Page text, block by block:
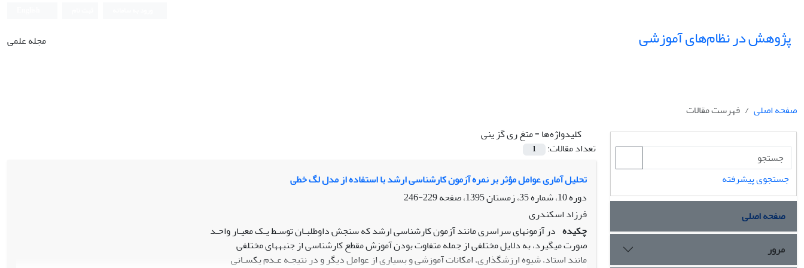
پژوهش در نظام‌های آموزشی مجله علمی
صفحه اصلی
فهرست مقالات
کلیدواژه‌ها =متغ ری گز ینی
تعداد مقالات:
1
تحلیل آماری عوامل مؤثر بر نمره آزمون کارشناسی ارشد با استفاده از مدل لگ خطی
دوره 10، شماره 35، زمستان 1395، صفحه
229-246
فرزاد اسکندری
چکیده در آزمونهای سراسری مانند آزمون کارشناسی ارشد که سنجش داوطلبـان توسـط یـک معیـار واحـد
صورت میگیرد، به دلایل مختلفی از جمله متفاوت بودن آموزش مقطع کارشناسی از جنبههای مختلفی
مانند استاد، شیوه ارزشگذاری، امکانات آموزشی و بسیاری از عوامل دیگر و در نتیجـه عـدم یکسـانی
جستجوی پیشرفته
صفحه اصلی
مرور